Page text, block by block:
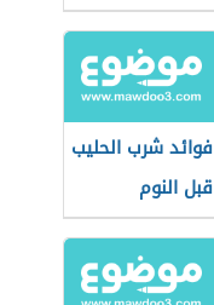
فوائد شرب الحليب
قبل النوم